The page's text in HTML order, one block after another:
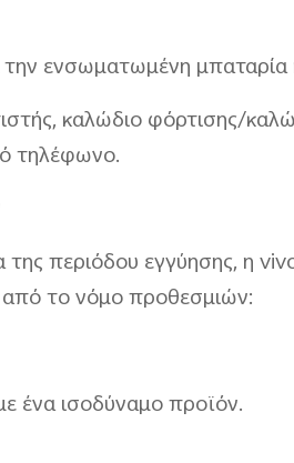
την ενσωματωμένη μπαταρία
καλώδιο φόρτισης/
τηλέφωνο.
περιόδου εγγύησης, η
το νόμο προθεσμιών:
ένα ισοδύναμο προϊόν.